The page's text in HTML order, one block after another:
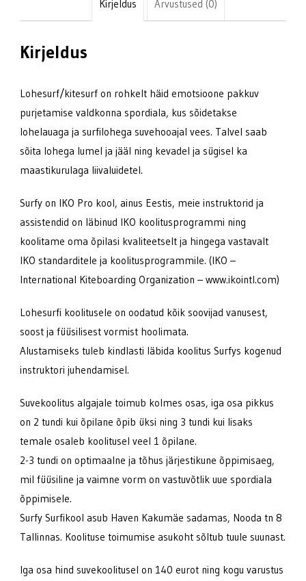
Kirjeldus Arvustused (0)
Kirjeldus
Lohesurf/kitesurf on rohkelt häid emotsioone pakkuv
purjetamise valdkonna spordiala, kus sõidetakse
lohelauaga ja surfilohega suvehooajal vees. Talvel saab
sõita lohega lumel ja jääl ning kevadel ja sügisel ka
maastikurulaga liivaluidetel.
Surfy on IKO Pro kool, ainus Eestis, meie instruktorid ja
assistendid on läbinud IKO koolitusprogrammi ning
koolitame oma õpilasi kvaliteetselt ja hingega vastavalt
IKO standarditele ja koolitusprogrammile. (IKO –
International Kiteboarding Organization – www.ikointl.com)
Lohesurfi koolitusele on oodatud kõik soovijad vanusest,
soost ja füüsilisest vormist hoolimata.
Alustamiseks tuleb kindlasti läbida koolitus Surfys kogenud
instruktori juhendamisel.
Suvekoolitus algajale toimub kolmes osas, iga osa pikkus
on 2 tundi kui õpilane õpib üksi ning 3 tundi kui lisaks
temale osaleb koolitusel veel 1 õpilane.
2-3 tundi on optimaalne ja tõhus järjestikune õppimisaeg,
mil füüsiline ja vaimne vorm on vastuvõtlik uue spordiala
õppimisele.
Surfy Surfikool asub Haven Kakumäe sadamas, Nooda tn 8
Tallinnas. Koolituse toimumise asukoht sõltub tuule suunast.
Iga osa hind suvekoolitusel on 140 eurot ning kogu varustus